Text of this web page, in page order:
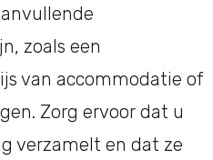
zoals een
van accommodatie of
Zorg ervoor dat u
verzamelt en dat ze